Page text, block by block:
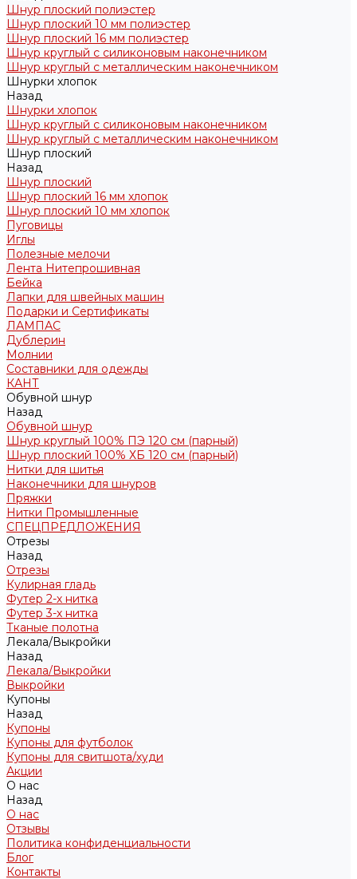
Шнур плоский полиэстер
Шнур плоский 10 мм полиэстер
Шнур плоский 16 мм полиэстер
Шнур круглый с силиконовым наконечником
Шнур круглый с металлическим наконечником
Шнурки хлопок
Назад
Шнурки хлопок
Шнур круглый с силиконовым наконечником
Шнур круглый с металлическим наконечником
Шнур плоский
Назад
Шнур плоский
Шнур плоский 16 мм хлопок
Шнур плоский 10 мм хлопок
Пуговицы
Иглы
Полезные мелочи
Лента Нитепрошивная
Бейка
Лапки для швейных машин
Подарки и Сертификаты
ЛАМПАС
Дублерин
Молнии
Составники для одежды
КАНТ
Обувной шнур
Назад
Обувной шнур
Шнур круглый 100% ПЭ 120 см (парный)
Шнур плоский 100% ХБ 120 см (парный)
Нитки для шитья
Наконечники для шнуров
Пряжки
Нитки Промышленные
СПЕЦПРЕДЛОЖЕНИЯ
Отрезы
Назад
Отрезы
Кулирная гладь
Футер 2-х нитка
Футер 3-х нитка
Тканые полотна
Лекала/Выкройки
Назад
Лекала/Выкройки
Выкройки
Купоны
Назад
Купоны
Купоны для футболок
Купоны для свитшота/худи
Акции
О нас
Назад
О нас
Отзывы
Политика конфиденциальности
Блог
Контакты